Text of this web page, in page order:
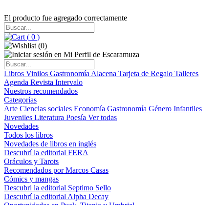
El producto fue agregado correctamente
( 0 )
(0)
Libros Vinilos Gastronomía Alacena Tarjeta de Regalo Talleres
Agenda Revista Intervalo
Nuestros recomendados
Categorías
Arte Ciencias sociales Economía Gastronomía Género Infantiles
Juveniles Literatura Poesía Ver todas
Novedades
Todos los libros
Novedades de libros en inglés
Descubrí la editorial FERA
Oráculos y Tarots
Recomendados por Marcos Casas
Cómics y mangas
Descubri la editorial Septimo Sello
Descubrí la editorial Alpha Decay